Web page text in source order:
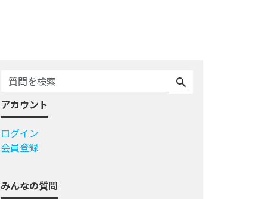
アカウント
ログイン
会員登録
みんなの質問